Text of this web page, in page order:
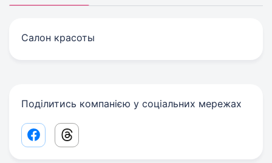
Салон красоты
Поділитись компанією у соціальних мережах
Facebook share link
Threads share link